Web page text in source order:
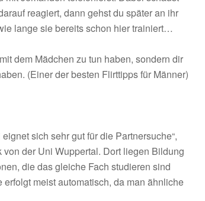
reagiert, dann gehst du später an ihr
lange sie bereits schon hier trainiert…
dem Mädchen zu tun haben, sondern dir
(Einer der besten Flirttipps für Männer)
sich sehr gut für die Partnersuche“,
der Uni Wuppertal. Dort liegen Bildung
die das gleiche Fach studieren sind
meist automatisch, da man ähnliche